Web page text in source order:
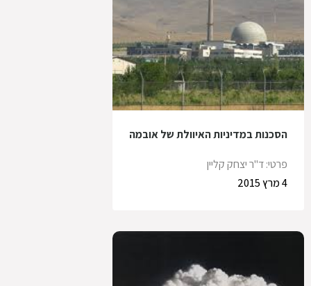
הסכנות במדיניות האיוולת של אובמה
פרטי: ד"ר יצחק קליין
4 מרץ 2015